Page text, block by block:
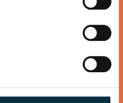
deras tjänster.